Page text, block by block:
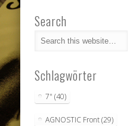
Search
Schlagwörter
7" (40)
AGNOSTIC Front(29)